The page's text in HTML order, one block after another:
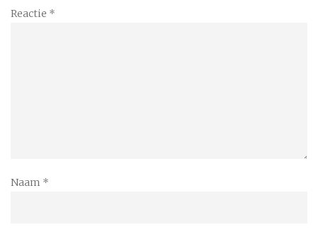
Reactie *
Naam *